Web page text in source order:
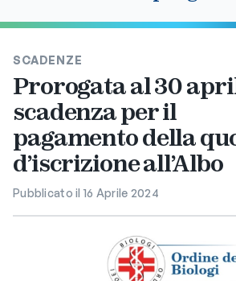
SCADENZE
Prorogata al 30
scadenza per il
pagamento della
d’iscrizione all’Albo
Pubblicato il 16 Aprile 2024